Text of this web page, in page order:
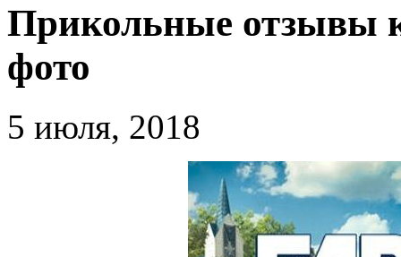
Прикольные отзывы
фото
5 июля, 2018